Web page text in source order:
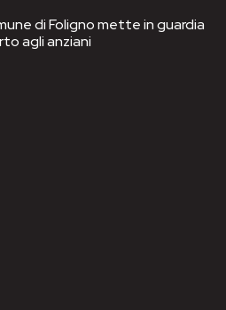
di Foligno mette in guardia
agli anziani